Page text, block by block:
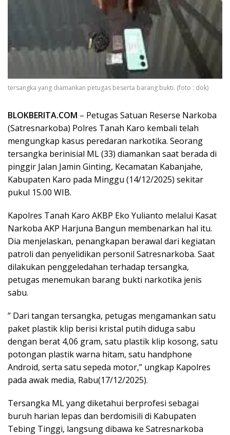
tersangka yang diamankan petugas beserta barang bukti. (foto : dok)
BLOKBERITA.COM – Petugas Satuan Reserse Narkoba
(Satresnarkoba) Polres Tanah Karo kembali telah
mengungkap kasus peredaran narkotika. Seorang
tersangka berinisial ML (33) diamankan saat berada di
pinggir Jalan Jamin Ginting, Kecamatan Kabanjahe,
Kabupaten Karo pada Minggu (14/12/2025) sekitar
pukul 15.00 WIB.
Kapolres Tanah Karo AKBP Eko Yulianto melalui Kasat
Narkoba AKP Harjuna Bangun membenarkan hal itu.
Dia menjelaskan, penangkapan berawal dari kegiatan
patroli dan penyelidikan personil Satresnarkoba. Saat
dilakukan penggeledahan terhadap tersangka,
petugas menemukan barang bukti narkotika jenis
sabu.
” Dari tangan tersangka, petugas mengamankan satu
paket plastik klip berisi kristal putih diduga sabu
dengan berat 4,06 gram, satu plastik klip kosong, satu
potongan plastik warna hitam, satu handphone
Android, serta satu sepeda motor,” ungkap Kapolres
pada awak media, Rabu(17/12/2025).
Tersangka ML yang diketahui berprofesi sebagai
buruh harian lepas dan berdomisili di Kabupaten
Tebing Tinggi, langsung dibawa ke Satresnarkoba